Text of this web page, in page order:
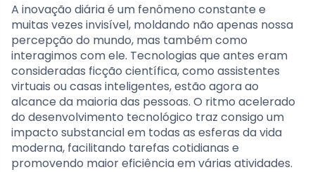
A inovação diária é um fenômeno constante e
muitas vezes invisível, moldando não apenas nossa
percepção do mundo, mas também como
interagimos com ele. Tecnologias que antes eram
consideradas ficção científica, como assistentes
virtuais ou casas inteligentes, estão agora ao
alcance da maioria das pessoas. O ritmo acelerado
do desenvolvimento tecnológico traz consigo um
impacto substancial em todas as esferas da vida
moderna, facilitando tarefas cotidianas e
promovendo maior eficiência em várias atividades.